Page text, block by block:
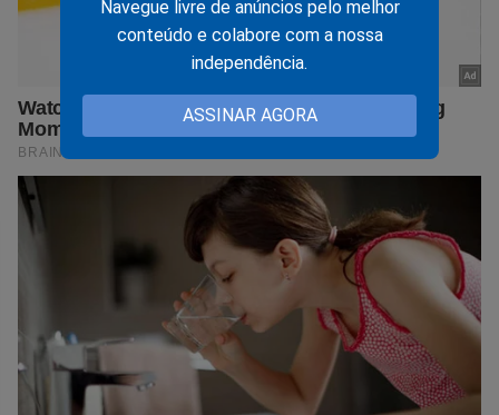
Navegue livre de anúncios pelo melhor
conteúdo e colabore com a nossa
independência.
ASSINAR AGORA